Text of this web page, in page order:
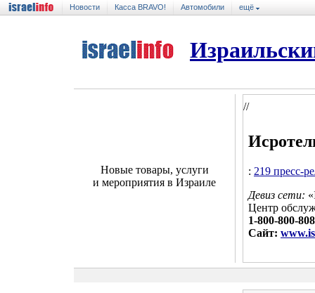
Новости Касса BRAVO! Автомобили ещё
Новые товары, услуги
и мероприятия в Израиле
//
: 219 пресс-
Девиз сети:
Центр
1-800-800-808
Сайт: